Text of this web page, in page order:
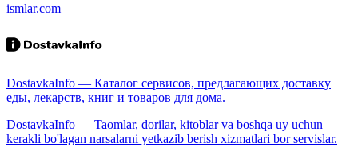
ismlar.com
DostavkaInfo — Каталог сервисов, предлагающих доставку
еды, лекарств, книг и товаров для дома.
DostavkaInfo — Taomlar, dorilar, kitoblar va boshqa uy uchun
kerakli bo'lagan narsalarni yetkazib berish xizmatlari bor servislar.